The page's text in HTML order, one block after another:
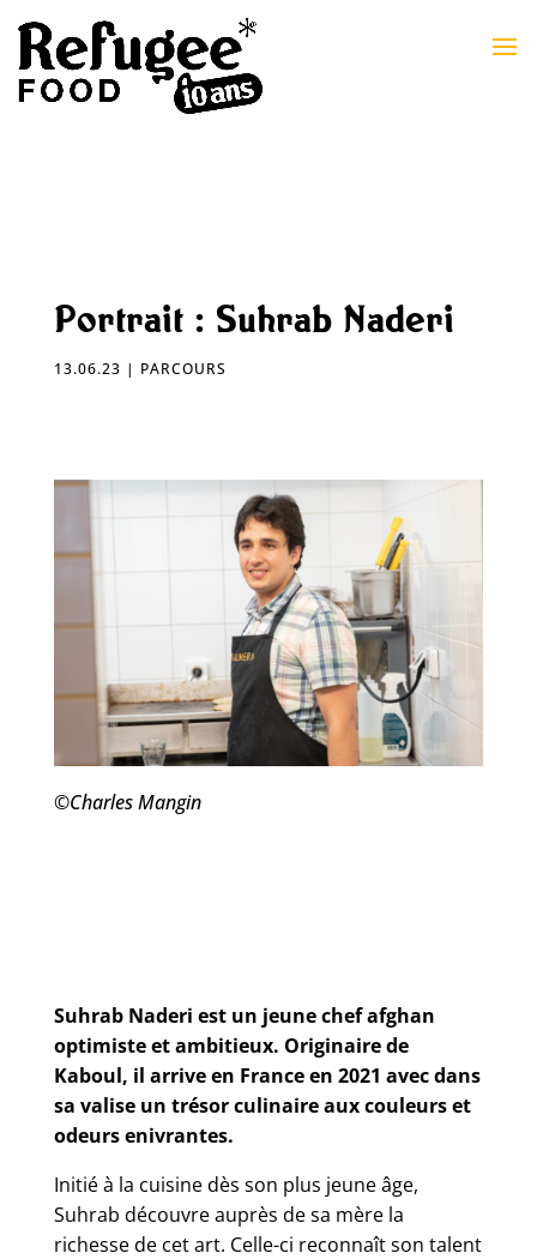
Portrait : Suhrab Naderi
13.06.23 | PARCOURS
©Charles Mangin
Suhrab Naderi est un jeune chef afghan
optimiste et ambitieux. Originaire de
Kaboul, il arrive en France en 2021 avec dans
sa valise un trésor culinaire aux couleurs et
odeurs enivrantes.
Initié à la cuisine dès son plus jeune âge,
Suhrab découvre auprès de sa mère la
richesse de cet art. Celle-ci reconnaît son talent